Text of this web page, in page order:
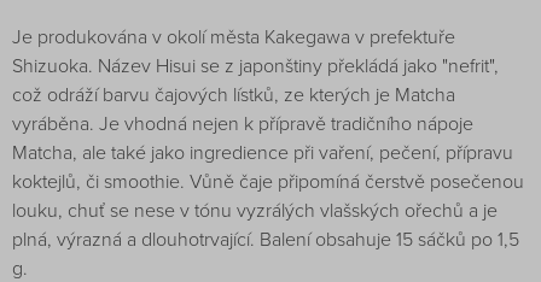
Je produkována v okolí města Kakegawa v prefektuře
Shizuoka. Název Hisui se z japonštiny překládá jako "nefrit",
což odráží barvu čajových lístků, ze kterých je Matcha
vyráběna. Je vhodná nejen k přípravě tradičního nápoje
Matcha, ale také jako ingredience při vaření, pečení, přípravu
koktejlů, či smoothie. Vůně čaje připomíná čerstvě posečenou
louku, chuť se nese v tónu vyzrálých vlašských ořechů a je
plná, výrazná a dlouhotrvající. Balení obsahuje 15 sáčků po 1,5
g.